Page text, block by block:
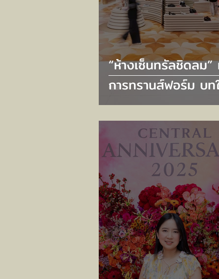
“ห้างเซ็นทรัลชิดลม
การทรานส์ฟอร์ม บท
แห่ง Luxury
ตอกย้ำเอกลักษณ์เห
ระดับ ‘The Store
Bangkok’